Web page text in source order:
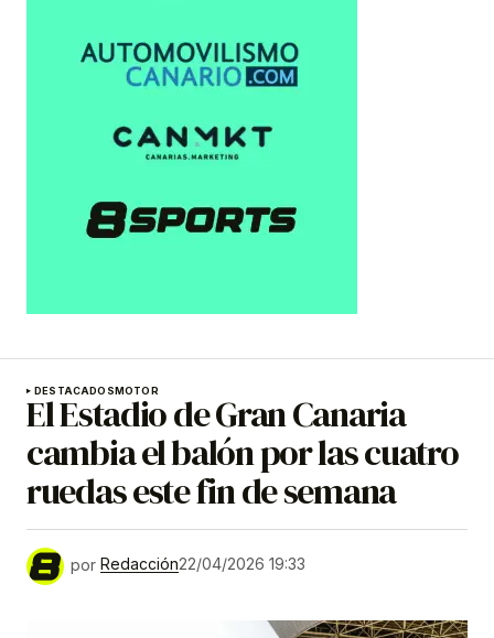
DESTACADOSMOTOR
El Estadio de Gran Canaria
cambia el balón por las cuatro
ruedas este fin de semana
por Redacción22/04/2026 19:33